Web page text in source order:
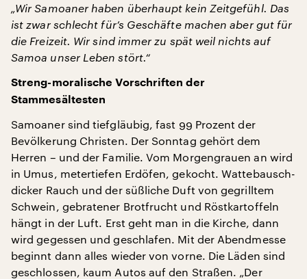
„Wir Samoaner haben überhaupt kein Zeitgefühl. Das
ist zwar schlecht für’s Geschäfte machen aber gut für
die Freizeit. Wir sind immer zu spät weil nichts auf
Samoa unser Leben stört.“
Streng-moralische Vorschriften der
Stammesältesten
Samoaner sind tiefgläubig, fast 99 Prozent der
Bevölkerung Christen. Der Sonntag gehört dem
Herren – und der Familie. Vom Morgengrauen an wird
in Umus, metertiefen Erdöfen, gekocht. Wattebausch-
dicker Rauch und der süßliche Duft von gegrilltem
Schwein, gebratener Brotfrucht und Röstkartoffeln
hängt in der Luft. Erst geht man in die Kirche, dann
wird gegessen und geschlafen. Mit der Abendmesse
beginnt dann alles wieder von vorne. Die Läden sind
geschlossen, kaum Autos auf den Straßen. „Der